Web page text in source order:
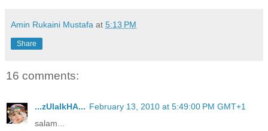
Amin Rukaini Mustafa at 5:13 PM
Share
16 comments:
...zUlaIkHA... February 13, 2010 at 5:49:00 PM GMT+1
salam...